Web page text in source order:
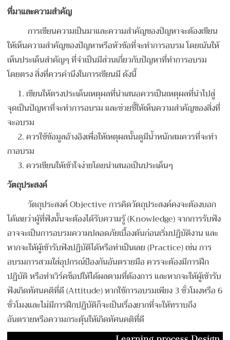
ที่มาและความสำคัญ
การเขียนความเป็นมาและความสำคัญของปัญหาจะต้องเขียน
ให้เห็นความสำคัญของปัญหาหรือหัวข้อที่จะทำการอบรม โดยเน้นให้
เห็นประเด็นสำคัญๆ ที่จำเป็นมีส่วนเกี่ยวกับปัญหาที่ทำการอบรม
โดยตรง สิ่งที่ควรคำนึงในการเขียนมี ดังนี้
1. เขียนให้ตรงประเด็นเหตุผลที่นำเสนอควรเป็นเหตุผลที่นำไปสู่
จุดเป็นปัญหาที่จะทำการอบรม และช่วยชี้ให้เห็นความสำคัญของสิ่งที่
จะอบรม
2. ควรใช้ข้อมูลอ้างอิงเพื่อให้เหตุผลนั้นดูมีน้ำหนักสมควรที่จะทำ
กาอบรม
3. ควรเขียนให้เข้าใจง่ายโดยนำเสนอเป็นประเด็นๆ
วัตถุประสงค์
วัตถุประสงค์ Objective การคิดวัตถุประสงค์คงจะต้องบอก
ได้เลยว่าผู้ที่ฟังนั้นจะต้องได้รับความรู้ (Knowledge) จากการรับฟัง
อาจจะเป็นการอบรมความปลอดภัยเบื้องต้นก่อนเริ่มปฏิบัติงาน และ
หากจะให้ผู้เข้ารับฟังปฏิบัติได้หรือทำเป็นเลย (Practice) เช่น การ
อบรมการสวมใส่อุปกรณ์ป้องกันอันตรายมือ ควรจะต้องมีการฝึก
ปฏิบัติ หรือทำเวิร์คช็อปให้ได้ผลตามที่ต้องการ และหากจะให้ผู้เข้ารับ
ฟังเกิดทัศนคติที่ดี (Attitude) หากใช้การอบรมเพียง 3 ชั่วโมงหรือ 6
ชั่วโมงและไม่มีการฝึกปฏิบัติก็จะเป็นเรื่องยากที่จะให้ทราบถึง
อันตรายหรือความกระตุ้นให้เกิดทัศนคติที่ดี